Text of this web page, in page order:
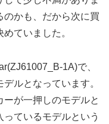
のかも、だから次に買
ていました。
1A)で、
ルとなっています。
ーが一押しのモデルと
ているモデルという